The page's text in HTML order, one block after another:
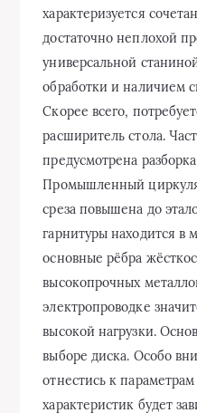
характеризуется
достаточно неплохой
универсальной
обработки и наличием
Скорее всего,
расширитель стола.
предусмотрена
Промышленный
среза повышена до
гарнитуры находится в
основные рёбра
высокопрочных
электропроводке
высокой нагрузки.
выборе диска. Особо
отнестись к
характеристик будет